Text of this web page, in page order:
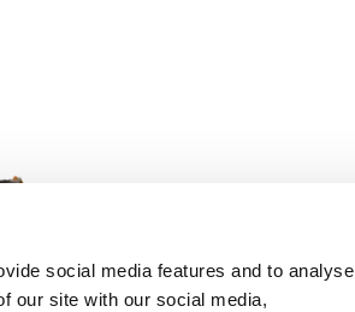
social media features and to analyse
our site with our social media,